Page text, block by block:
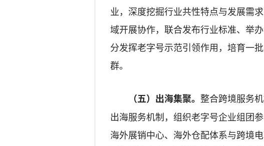
业，深度挖掘行业共性特点与发展需
域开展协作，联合发布行业标准、举
分发挥老字号示范引领作用，培育一
群。
（五）出海集聚。 整合跨境服务
出海服务机制，组织老字号企业组团
海外展销中心、海外仓配体系与跨境